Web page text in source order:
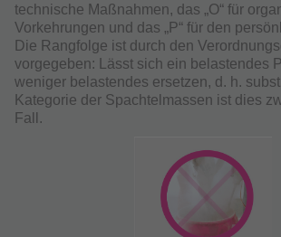
technische Maßnahmen, das „O“ für
Vorkehrungen und das „P“ für den
Die Rangfolge ist durch den
vorgegeben: Lässt sich ein belastendes
weniger belastendes ersetzen, d. h.
Kategorie der Spachtelmassen ist dies
Fall.